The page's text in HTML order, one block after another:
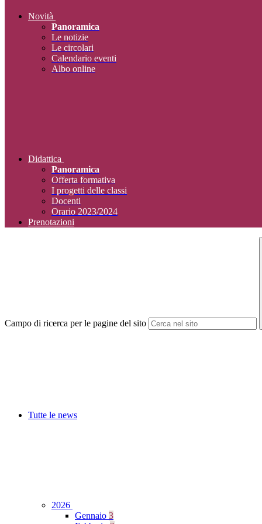
Novità
Panoramica
Le notizie
Le circolari
Calendario eventi
Albo online
Didattica
Panoramica
Offerta formativa
I progetti delle classi
Docenti
Orario 2023/2024
Prenotazioni
Campo di ricerca per le pagine del sito
Tutte le news
2026
Gennaio 3